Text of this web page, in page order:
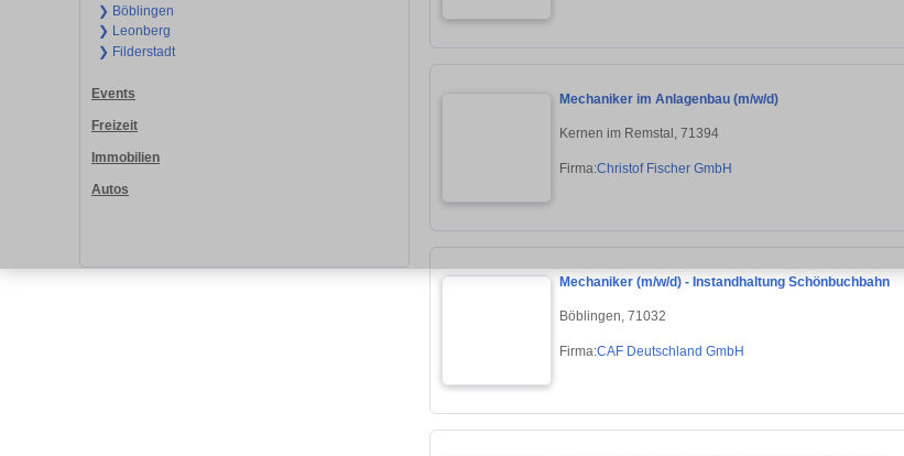
❯ Böblingen
❯ Leonberg
❯ Filderstadt
Events
Freizeit
Immobilien
Autos
Mechaniker im Anlagenbau (m/w/d)
Kernen im Remstal, 71394
Firma:Christof Fischer GmbH
Mechaniker (m/w/d) - Instandhaltung Schönbuchbahn
Böblingen, 71032
Firma:CAF Deutschland GmbH